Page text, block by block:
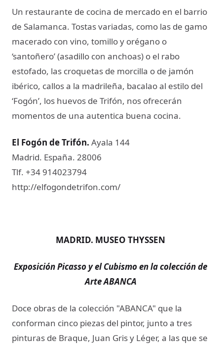
Un restaurante de cocina de mercado en el barrio
de Salamanca. Tostas variadas, como las de gamo
macerado con vino, tomillo y orégano o
‘santoñero’ (asadillo con anchoas) o el rabo
estofado, las croquetas de morcilla o de jamón
ibérico, callos a la madrileña, bacalao al estilo del
‘Fogón’, los huevos de Trifón, nos ofrecerán
momentos de una autentica buena cocina.
El Fogón de Trifón​. Ayala 144
Madrid. España. 28006
Tlf. +34 914023794
http://elfogondetrifon.com/
MADRID. MUSEO THYSSEN
Exposición Picasso y el Cubismo en la colección de
Arte ABANCA
Doce obras de la colección "ABANCA" que la
conforman cinco piezas del pintor, junto a tres
pinturas de Braque, Juan Gris y Léger, a las que se